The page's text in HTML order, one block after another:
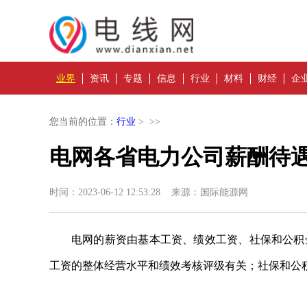
业界 资讯 专题 信息 行业 材料 财经 企
您当前的位置： 行业 > >>
电网各省电力公司薪酬待
时间：2023-06-12 12:53:28 来源：国际能源网
电网的薪资由基本工资、绩效工资、社保和公
工资的整体经营水平和绩效考核评级有关；社保和